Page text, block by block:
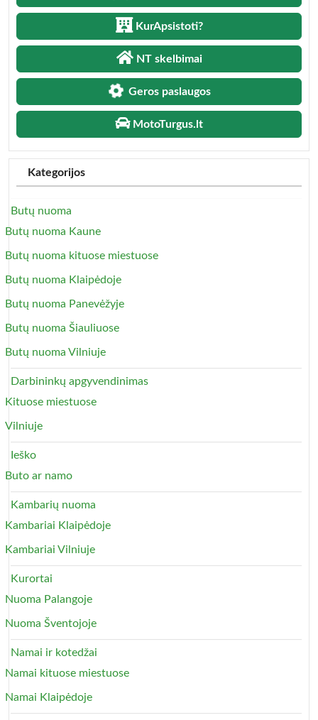
KurApsistoti?
NT skelbimai
Geros paslaugos
MotoTurgus.lt
Kategorijos
Butų nuoma
Butų nuoma Kaune
Butų nuoma kituose miestuose
Butų nuoma Klaipėdoje
Butų nuoma Panevėžyje
Butų nuoma Šiauliuose
Butų nuoma Vilniuje
Darbininkų apgyvendinimas
Kituose miestuose
Vilniuje
Ieško
Buto ar namo
Kambarių nuoma
Kambariai Klaipėdoje
Kambariai Vilniuje
Kurortai
Nuoma Palangoje
Nuoma Šventojoje
Namai ir kotedžai
Namai kituose miestuose
Namai Klaipėdoje